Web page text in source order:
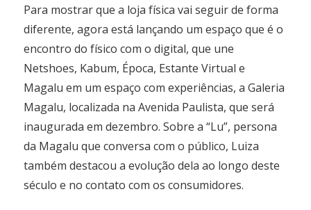
Para mostrar que a loja física vai seguir de forma
diferente, agora está lançando um espaço que é o
encontro do físico com o digital, que une
Netshoes, Kabum, Época, Estante Virtual e
Magalu em um espaço com experiências, a Galeria
Magalu, localizada na Avenida Paulista, que será
inaugurada em dezembro. Sobre a “Lu”, persona
da Magalu que conversa com o público, Luiza
também destacou a evolução dela ao longo deste
século e no contato com os consumidores.